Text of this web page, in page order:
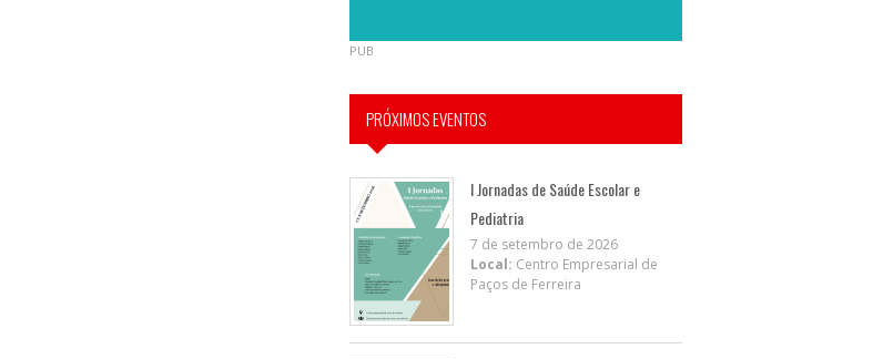
PUB
PRÓXIMOS EVENTOS
I Jornadas de Saúde Escolar e
Pediatria
7 de setembro de 2026
Local: Centro Empresarial de
Paços de Ferreira